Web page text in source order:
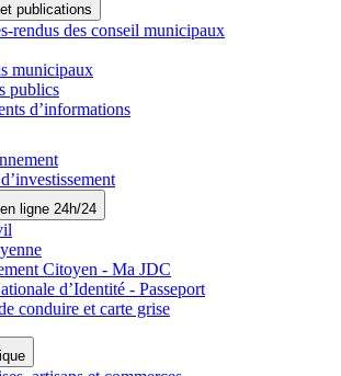
publications
rendus des conseil municipaux
municipaux
publics
d’informations
ligne 24h/24
Citoyen - Ma JDC
d’Identité - Passeport
conduire et carte grise